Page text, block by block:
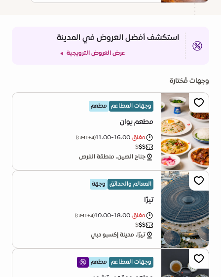
استكشف أفضل العروض في المدينة
عرض العروض الترويجية
وجهات مُختارة
وجهات المطاعم مطعم
مطعم يوان
مغلق•
11:00-16:00
(GMT+4)
$
$
$
جناح الصين، منطقة الفرص
المعالم والحدائق وجهة
تيرّا
مغلق•
10:00-18:00
(GMT+4)
$
$
$
تيرّا، مدينة إكسبو دبي
وجهات المطاعم مطعم